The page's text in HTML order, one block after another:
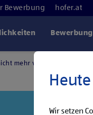
Bewerbung hofer.at
mehr verfügbar
Wir setzen